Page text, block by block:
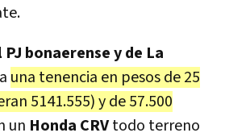
bonaerense y de La
una tenencia en pesos de 25
5141.555) y de 57.500
un Honda CRVtodo terreno